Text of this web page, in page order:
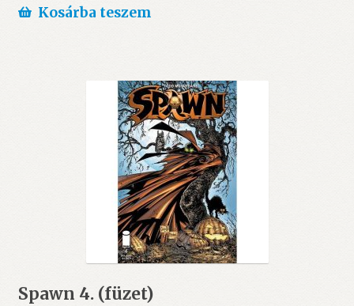
Kosárba teszem
Spawn 4. (füzet)